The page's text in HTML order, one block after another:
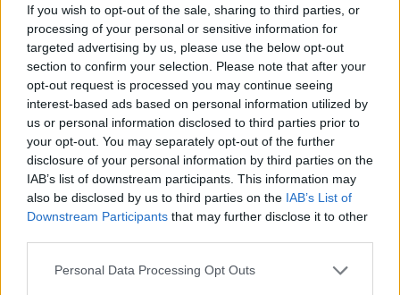
If you wish to opt-out of the sale, sharing to third parties, or
processing of your personal or sensitive information for
targeted advertising by us, please use the below opt-out
section to confirm your selection. Please note that after your
opt-out request is processed you may continue seeing
interest-based ads based on personal information utilized by
us or personal information disclosed to third parties prior to
your opt-out. You may separately opt-out of the further
disclosure of your personal information by third parties on the
IAB’s list of downstream participants. This information may
also be disclosed by us to third parties on the IAB’s List of
Downstream Participants that may further disclose it to other
Please note that this website/app uses one or more Google
Personal Data Processing Opt Outs
Τα φουντούκια και τα μπισκότα κανέλας, δεν μας
περιορίζουν. Επιλέξτε όποιο μπισκότο και όποιον ξηρό
καρπό σας αρέσει!